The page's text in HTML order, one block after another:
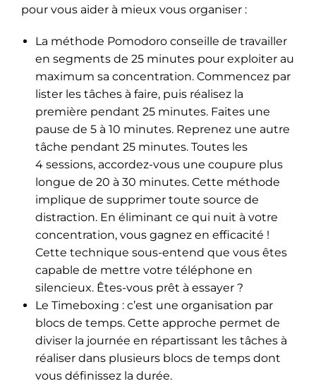
pour vous aider à mieux vous organiser :
La méthode Pomodoro conseille de travailler
en segments de 25 minutes pour exploiter au
maximum sa concentration. Commencez par
lister les tâches à faire, puis réalisez la
première pendant 25 minutes. Faites une
pause de 5 à 10 minutes. Reprenez une autre
tâche pendant 25 minutes. Toutes les
4 sessions, accordez-vous une coupure plus
longue de 20 à 30 minutes. Cette méthode
implique de supprimer toute source de
distraction. En éliminant ce qui nuit à votre
concentration, vous gagnez en efficacité !
Cette technique sous-entend que vous êtes
capable de mettre votre téléphone en
silencieux. Êtes-vous prêt à essayer ?
Le Timeboxing : c’est une organisation par
blocs de temps. Cette approche permet de
diviser la journée en répartissant les tâches à
réaliser dans plusieurs blocs de temps dont
vous définissez la durée.